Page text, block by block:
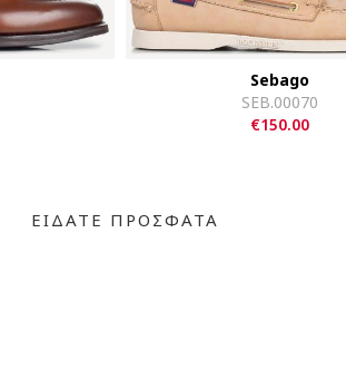
Sebago
SEB.00070
€150.00
ΕΙΔΑΤΕ ΠΡΟΣΦΑΤΑ